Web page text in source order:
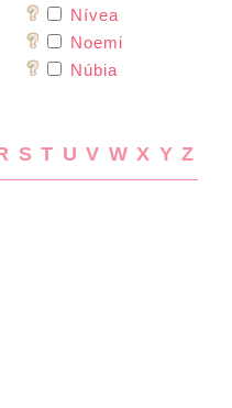
Nívea
Noemi
Núbia
S T U V W X Y Z